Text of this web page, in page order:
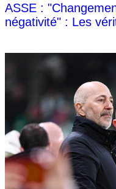
ASSE :
négativité" : Les